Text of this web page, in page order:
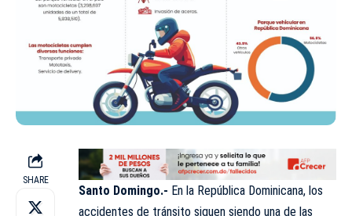
SHARE
Santo Domingo.- En la República Dominicana, los
accidentes de tránsito siguen siendo una de las